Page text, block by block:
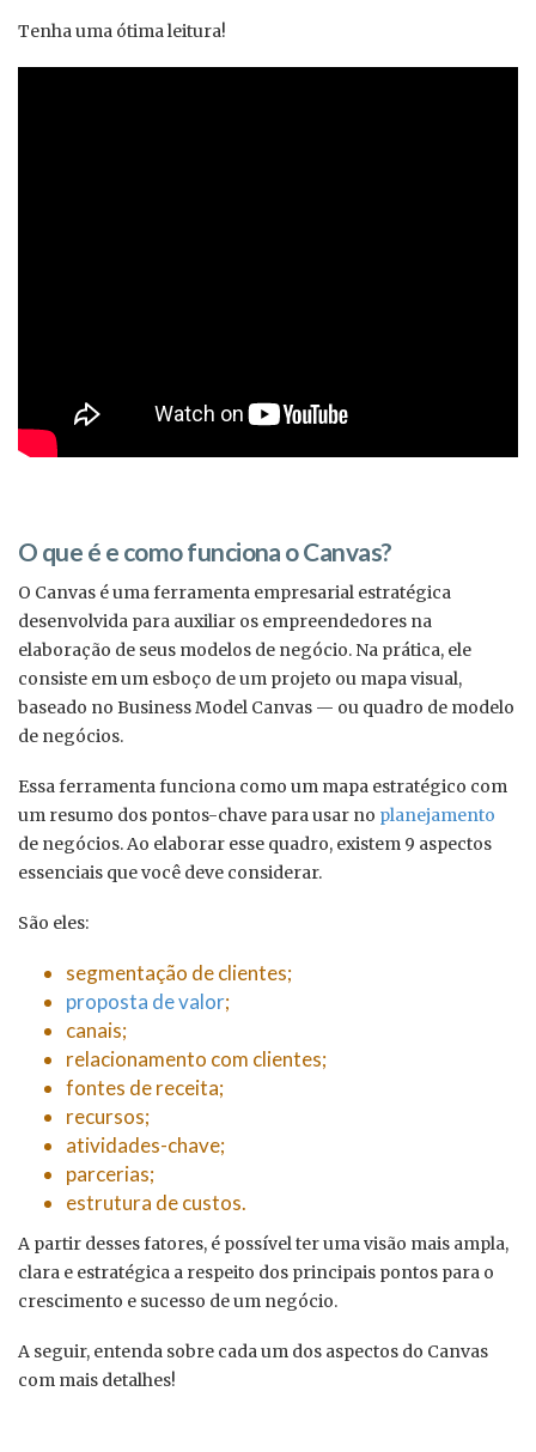
Tenha uma ótima leitura!
O que é e como funciona o Canvas?
O Canvas é uma ferramenta empresarial estratégica
desenvolvida para auxiliar os empreendedores na
elaboração de seus modelos de negócio. Na prática, ele
consiste em um esboço de um projeto ou mapa visual,
baseado no Business Model Canvas — ou quadro de modelo
de negócios.
Essa ferramenta funciona como um mapa estratégico com
um resumo dos pontos-chave para usar no planejamento
de negócios. Ao elaborar esse quadro, existem 9 aspectos
essenciais que você deve considerar.
São eles:
segmentação de clientes;
proposta de valor;
canais;
relacionamento com clientes;
fontes de receita;
recursos;
atividades-chave;
parcerias;
estrutura de custos.
A partir desses fatores, é possível ter uma visão mais ampla,
clara e estratégica a respeito dos principais pontos para o
crescimento e sucesso de um negócio.
A seguir, entenda sobre cada um dos aspectos do Canvas
com mais detalhes!